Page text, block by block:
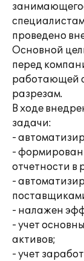
проведено
Основной
перед
работающей
разрезам.
В ходе
задачи:
-
-
отчетности в
-
- налажен
- учет
активов;
- учет